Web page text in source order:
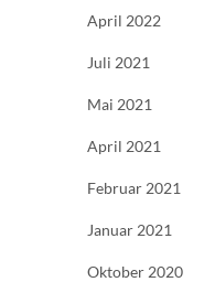
April 2022
Juli 2021
Mai 2021
April 2021
Februar 2021
Januar 2021
Oktober 2020